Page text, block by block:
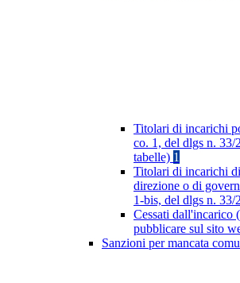
Titolari di incarichi
co. 1, del dlgs n. 33/
tabelle) 1
Titolari di incarichi
direzione o di
1-bis, del dlgs n. 33/
Cessati dall'incarico
pubblicare sul sito
Sanzioni per mancata